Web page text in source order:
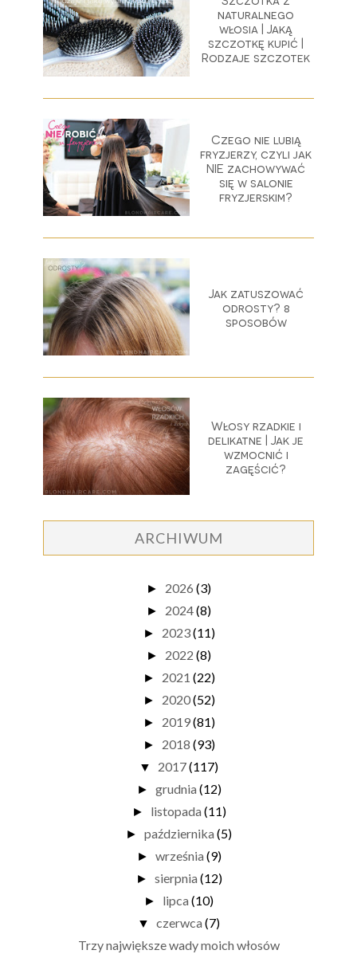
naturalnego
włosia | Jaką
szczotkę kupić |
Rodzaje szczotek
Czego nie lubią
fryzjerzy, czyli jak
NIE zachowywać
się w salonie
fryzjerskim?
Jak zatuszować
odrosty? 8
sposobów
Włosy rzadkie i
delikatne | Jak je
wzmocnić i
zagęścić?
ARCHIWUM
► 2026 (3)
► 2024(8)
► 2023(11)
► 2022 (8)
► 2021 (22)
► 2020(52)
► 2019(81)
► 2018 (93)
▼ 2017(117)
► grudnia (12)
► listopada (11)
► października (5)
► września (9)
► sierpnia (12)
► lipca (10)
▼ czerwca (7)
Trzy największe wady moich włosów